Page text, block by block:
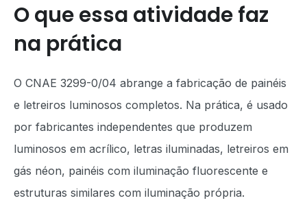
O que essa atividade faz
na prática
O CNAE 3299-0/04 abrange a fabricação de painéis
e letreiros luminosos completos. Na prática, é usado
por fabricantes independentes que produzem
luminosos em acrílico, letras iluminadas, letreiros em
gás néon, painéis com iluminação fluorescente e
estruturas similares com iluminação própria.